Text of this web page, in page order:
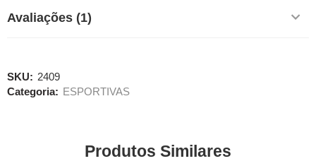
Avaliações (1)
SKU: 2409
Categoria: ESPORTIVAS
Produtos Similares